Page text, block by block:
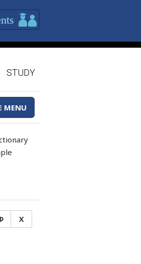
STUDY
MENU
Х